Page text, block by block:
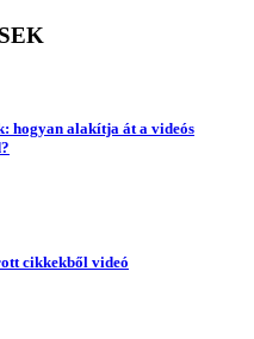
hogyan alakítja át a videós
cikkekből videó